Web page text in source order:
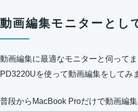
動画編集モニターとし
動画編集に最適なモニターと伺って
PD3220Uを使って動画編集をしてみ
普段からMacBook Proだけで動画編集